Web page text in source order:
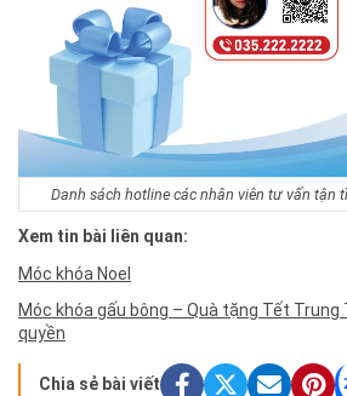
Danh sách hotline các nhân viên tư vấn tận
Xem tin bài liên quan:
Móc khóa Noel
Móc khóa gấu bông – Quà tặng Tết
quyền
Chia sẻ bài viết